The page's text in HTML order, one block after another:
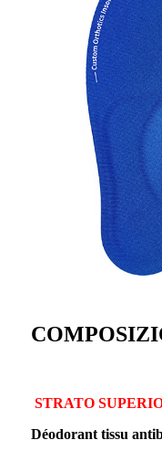
STRATO
Déodorant tissu